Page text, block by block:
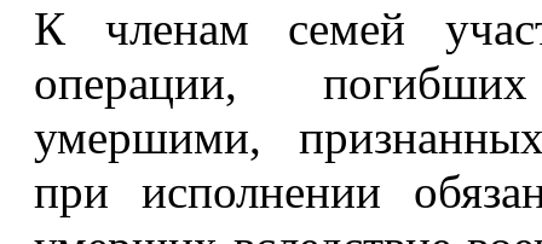
К членам семей
операции,
умершими,
при исполнении